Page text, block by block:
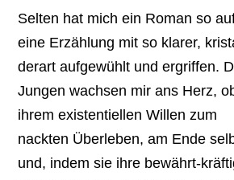
Selten hat mich ein Roman so
eine Erzählung mit so klarer,
derart aufgewühlt und ergriffen.
Jungen wachsen mir ans Herz,
ihrem existentiellen Willen zum
nackten Überleben, am Ende
und, indem sie ihre bewährt-